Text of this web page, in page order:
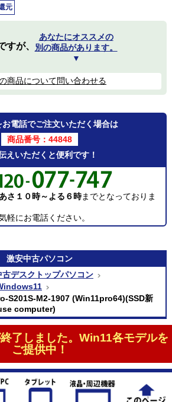
元
すが、
あなたにオススメの
別の商品があります。
▼
商品について問い合わせる
お電話でご注文いただく場合は
商品番号：44848
えいただくと便利です！
さ１０時～よる６時までとなっておりま
軽にお電話ください。
激安中古パソコン
古デスクトップパソコン
S201S-M2-1907 (Win11pro64)(SSD新
computer)
了しました。Win11各モデルを
ご提供中！